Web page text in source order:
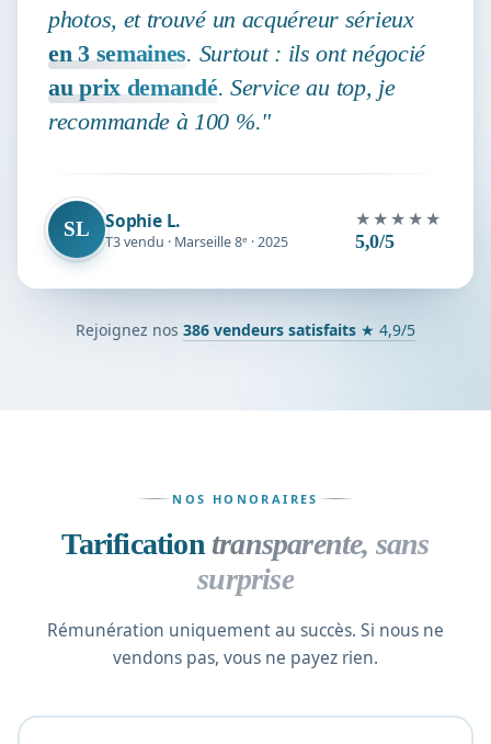
photos, et trouvé un acquéreur sérieux
en 3 semaines. Surtout : ils ont négocié
au prix demandé. Service au top, je
recommande à 100 %."
SL Sophie L.
T3 vendu · Marseille 8ᵉ · 2025
★★★★★
5,0/5
Rejoignez nos 386 vendeurs satisfaits ★ 4,9/5
NOS HONORAIRES
Tarification transparente, sans
surprise
Rémunération uniquement au succès. Si nous ne
vendons pas, vous ne payez rien.